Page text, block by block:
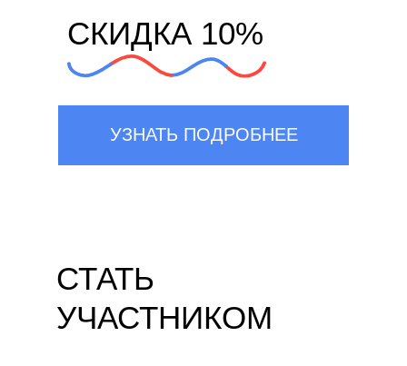
СКИДКА 10%
УЗНАТЬ ПОДРОБНЕЕ
СТАТЬ
УЧАСТНИКОМ